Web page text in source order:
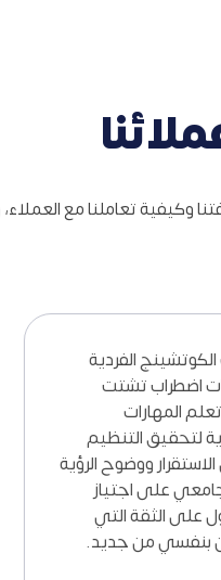
وكيفية تعاملنا مع
جلسات الكوتشينج
في سمات اضطراب تشتت
فرط النشاط وتعلم المهارات
الضرورية لتحقيق
والوصول الى الاستقرار ووضوح
كطالب جامعي على
الدراسية والحصول على الثقة
والبدء بالأيمان بنفسي من